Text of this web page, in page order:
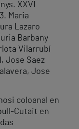
XXVI
Maria
Lazaro
Barbany
Vilarrubí
Jose Saez
Jose
coloanal en
Cutait en